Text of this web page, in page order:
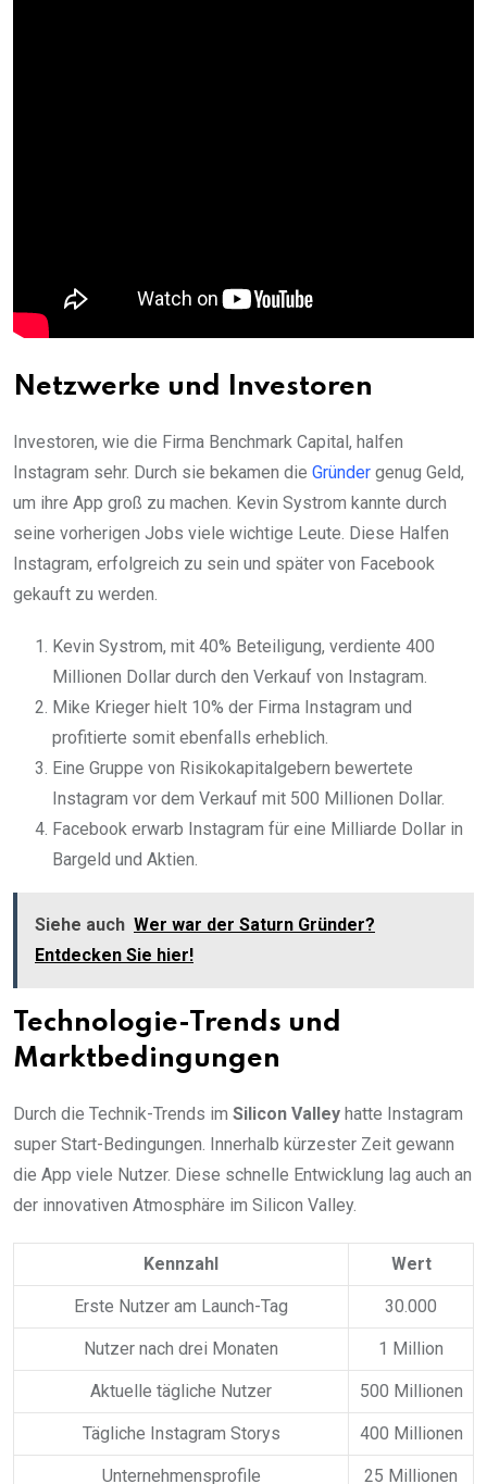
Netzwerke und Investoren
Investoren, wie die Firma Benchmark Capital, halfen
Instagram sehr. Durch sie bekamen die Gründer genug Geld,
um ihre App groß zu machen. Kevin Systrom kannte durch
seine vorherigen Jobs viele wichtige Leute. Diese Halfen
Instagram, erfolgreich zu sein und später von Facebook
gekauft zu werden.
Kevin Systrom, mit 40% Beteiligung, verdiente 400
Millionen Dollar durch den Verkauf von Instagram.
Mike Krieger hielt 10% der Firma Instagram und
profitierte somit ebenfalls erheblich.
Eine Gruppe von Risikokapitalgebern bewertete
Instagram vor dem Verkauf mit 500 Millionen Dollar.
Facebook erwarb Instagram für eine Milliarde Dollar in
Bargeld und Aktien.
Siehe auch Wer war der Saturn Gründer?
Entdecken Sie hier!
Technologie-Trends und
Marktbedingungen
Durch die Technik-Trends im Silicon Valley hatte Instagram
super Start-Bedingungen. Innerhalb kürzester Zeit gewann
die App viele Nutzer. Diese schnelle Entwicklung lag auch an
der innovativen Atmosphäre im Silicon Valley.
Kennzahl Wert
Erste Nutzer am Launch-Tag 30.000
Nutzer nach drei Monaten 1 Million
Aktuelle tägliche Nutzer 500 Millionen
Tägliche Instagram Storys 400 Millionen
Unternehmensprofile 25 Millionen